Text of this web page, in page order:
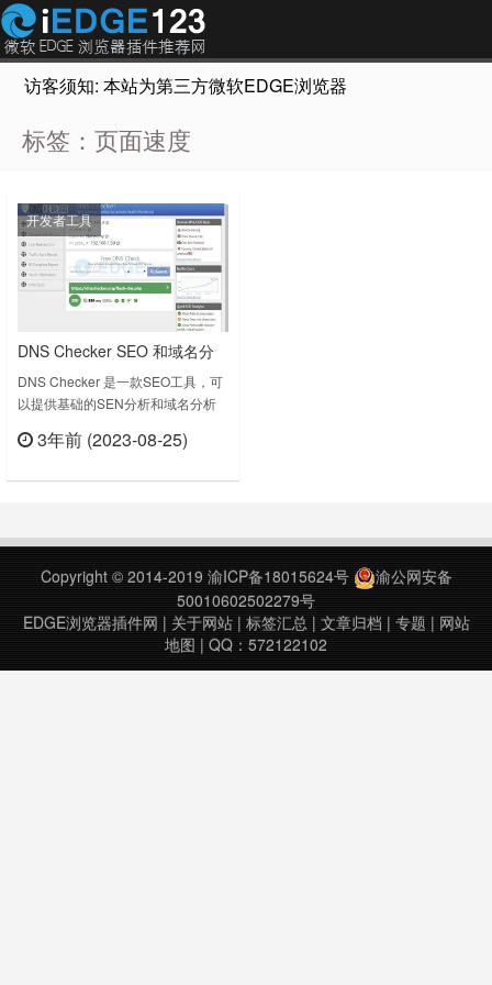
访客须知: 本站为第三方微软EDGE浏览器插件推荐网站，
标签：页面速度
开发者工具
DNS Checker SEO 和域名分
析工具
DNS Checker 是一款SEO工具，可
以提供基础的SEN分析和域名分析
404、客户端IP、域IP和地理位置等
置。2.您的IP及其地理位置数据。3.
定向……
3年前 (2023-08-25)
Copyright © 2014-2019 渝ICP备18015624号
渝公网安备
50010602502279号
EDGE浏览器插件网 | 关于网站| 标签汇总| 文章归档 | 专题 | 网站
地图 | QQ：572122102